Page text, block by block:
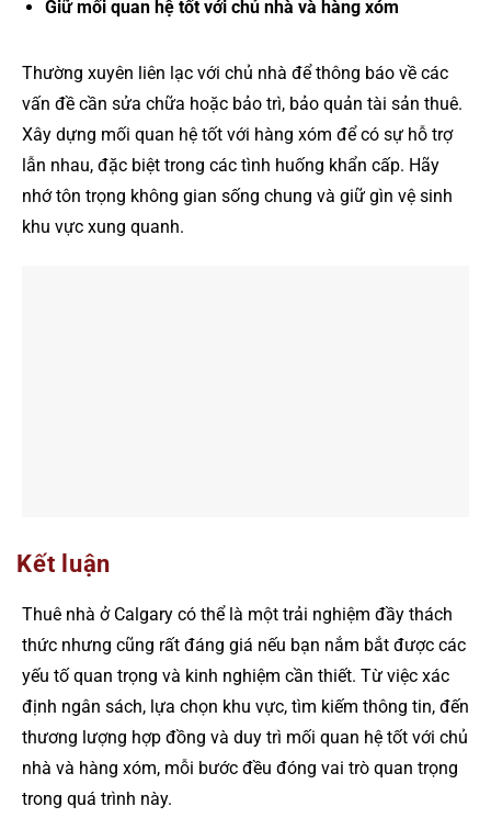
Giữ mối quan hệ tốt với chủ nhà và hàng xóm
Thường xuyên liên lạc với chủ nhà để thông báo về các
vấn đề cần sửa chữa hoặc bảo trì, bảo quản tài sản thuê.
Xây dựng mối quan hệ tốt với hàng xóm để có sự hỗ trợ
lẫn nhau, đặc biệt trong các tình huống khẩn cấp. Hãy
nhớ tôn trọng không gian sống chung và giữ gìn vệ sinh
khu vực xung quanh.
Kết luận
Thuê nhà ở Calgary có thể là một trải nghiệm đầy thách
thức nhưng cũng rất đáng giá nếu bạn nắm bắt được các
yếu tố quan trọng và kinh nghiệm cần thiết. Từ việc xác
định ngân sách, lựa chọn khu vực, tìm kiếm thông tin, đến
thương lượng hợp đồng và duy trì mối quan hệ tốt với chủ
nhà và hàng xóm, mỗi bước đều đóng vai trò quan trọng
trong quá trình này.